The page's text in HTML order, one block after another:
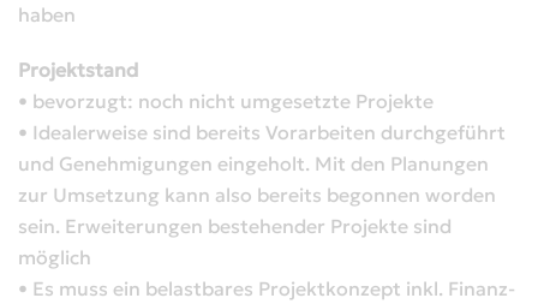
haben
Projektstand
• bevorzugt: noch nicht umgesetzte Projekte
• Idealerweise sind bereits Vorarbeiten durchgeführt
und Genehmigungen eingeholt. Mit den Planungen
zur Umsetzung kann also bereits begonnen worden
sein. Erweiterungen bestehender Projekte sind
möglich
• Es muss ein belastbares Projektkonzept inkl. Finanz-